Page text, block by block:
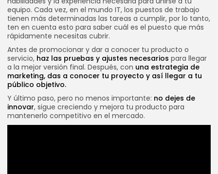
equipo. Cada vez, en el mundo IT, los puestos de trabajo
tienen más determinadas las tareas a cumplir, por lo tanto,
ten en cuenta esto para saber cuál es el puesto que más
rápidamente necesitas cubrir.
Antes de promocionar y dar a conocer tu producto o
servicio, haz las pruebas y ajustes necesarios para llegar
a la mejor versión final. Después, con una estrategia de
marketing, das a conocer tu proyecto y así llegar a tu
público objetivo.
Y último paso, pero no menos importante: no dejes de
innovar, sigue creciendo y mejora tu producto para
mantenerlo competitivo en el mercado.